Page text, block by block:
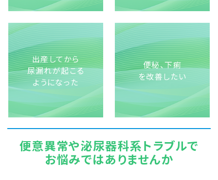
出産してから
尿漏れが起こる
ようになった
便秘、下痢
を改善したい
便意異常や泌尿器科系トラブルで
お悩みではありませんか